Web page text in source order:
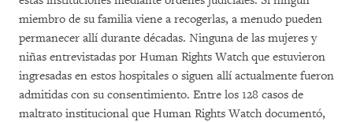
miembro de su familia viene a recogerlas, a menudo pueden
permanecer allí durante décadas. Ninguna de las mujeres y
niñas entrevistadas por Human Rights Watch que estuvieron
ingresadas en estos hospitales o siguen allí actualmente fueron
admitidas con su consentimiento. Entre los 128 casos de
maltrato institucional que Human Rights Watch documentó,